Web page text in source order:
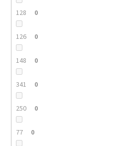
128 0
126 0
148 0
341 0
250 0
77 0